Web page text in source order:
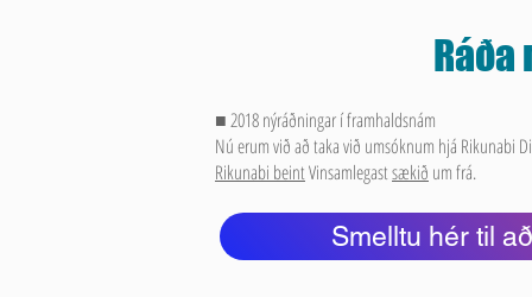
■ 2018 nýráðningar í framhaldsnám
Nú erum við að taka við umsóknum hjá Rikunabi
Rikunabi beintVinsamlegastsækið um frá.
Smelltu hér til